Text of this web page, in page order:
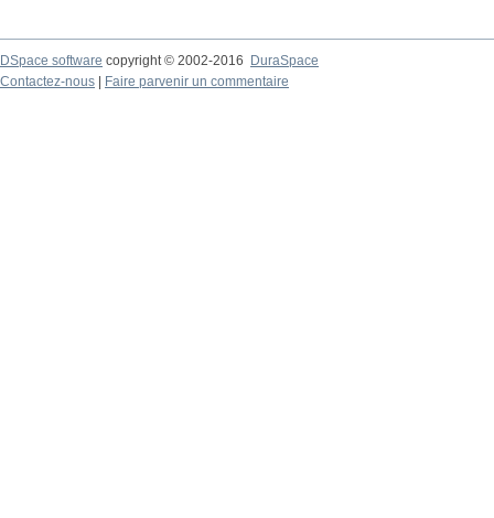
DSpace software copyright © 2002-2016
DuraSpace
Contactez-nous
Faire parvenir un commentaire